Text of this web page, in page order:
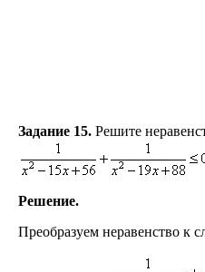
Задание 15. Решите
Решение.
Преобразуем неравенство к